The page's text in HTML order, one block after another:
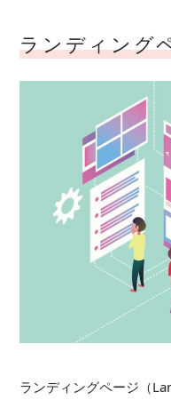
ランディング
ランディングページ（